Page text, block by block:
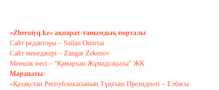
Тағы оқу
«Zheruiyq.kz» ақпарат-танымдық порталы
Сайт редакторы – Sailau Omirtai
Сайт менеджері – Zangar Zekenov
Меншік иесі – “Қамархан Жұмаділқызы” ЖК
Марапаты:
«Қазақстан Республикасының Тұңғыш Президенті – Елбасы